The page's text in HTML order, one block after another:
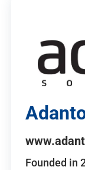
Founded in